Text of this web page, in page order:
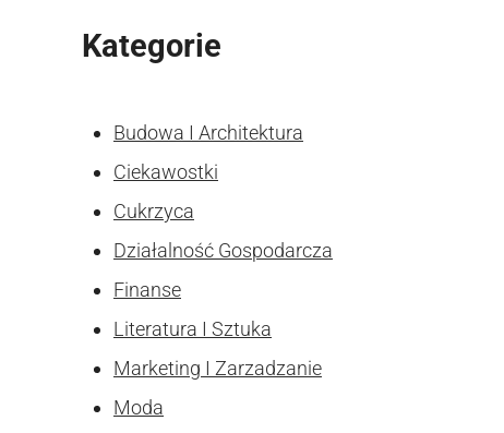
Kategorie
Budowa I Architektura
Ciekawostki
Cukrzyca
Działalność Gospodarcza
Finanse
Literatura I Sztuka
Marketing I Zarzadzanie
Moda